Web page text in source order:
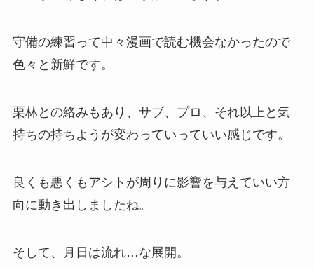
守備の練習って中々漫画で読む機会なかったので
色々と新鮮です。
栗林との絡みもあり、サブ、プロ、それ以上と気
持ちの持ちようが変わっていっていい感じです。
良くも悪くもアシトが周りに影響を与えていい方
向に動き出しましたね。
そして、月日は流れ…な展開。